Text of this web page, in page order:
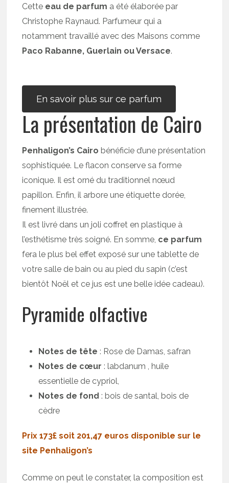
Cette eau de parfum a été élaborée par
Christophe Raynaud. Parfumeur qui a
notamment travaillé avec des Maisons comme
Paco Rabanne, Guerlain ou Versace.
En savoir plus sur ce parfum
La présentation de Cairo
Penhaligon’s Cairo bénéficie d’une présentation
sophistiquée. Le flacon conserve sa forme
iconique. Il est orné du traditionnel nœud
papillon. Enfin, il arbore une étiquette dorée,
finement illustrée.
Il est livré dans un joli coffret en plastique à
l’esthétisme très soigné. En somme, ce parfum
fera le plus bel effet exposé sur une tablette de
votre salle de bain ou au pied du sapin (c’est
bientôt Noël et ce jus est une belle idée cadeau).
Pyramide olfactive
Notes de tête : Rose de Damas, safran
Notes de cœur : labdanum , huile
essentielle de cypriol,
Notes de fond : bois de santal, bois de
cèdre
Prix 173£ soit 201,47 euros disponible sur le
site Penhaligon’s
Comme on peut le constater, la composition est